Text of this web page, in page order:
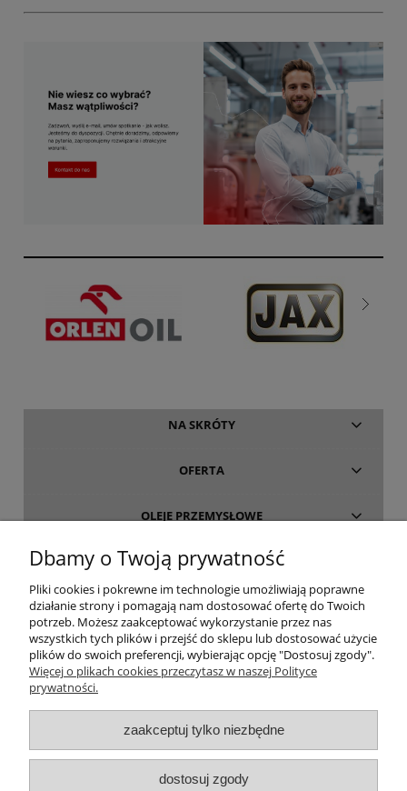
NA SKRÓTY
OFERTA
OLEJE PRZEMYSŁOWE
INFORMACJE
O FIRMIE
| Platforma zakupowa środków smarnych firmy ALVESTA |
Oleje przemysłowe | Smary dla przemysłu spożywczego | Olej do sprężarek
Dbamy o Twoją prywatność
Pliki cookies i pokrewne im technologie umożliwiają poprawne
działanie strony i pomagają nam dostosować ofertę do Twoich
potrzeb. Możesz zaakceptować wykorzystanie przez nas
wszystkich tych plików i przejść do sklepu lub dostosować użycie
plików do swoich preferencji, wybierając opcję "Dostosuj zgody".
Więcej o plikach cookies przeczytasz w naszej Polityce
prywatności.
zaakceptuj tylko niezbędne
dostosuj zgody